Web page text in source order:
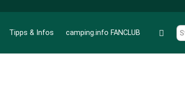
Tipps & Infos camping.info FANCLUB